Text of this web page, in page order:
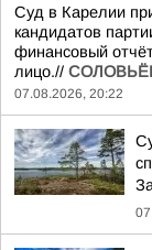
Суд в Карелии
кандидатов
финансовый
лицо.//
07.08.2026, 20:22